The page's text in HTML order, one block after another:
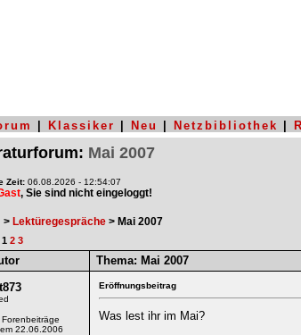
Klassiker Neu Netzbibliothek
Mai 2007
Zeit: 06.08.2026 - 12:54:07
, Sie sind nicht eingeloggt!
> Lektüregespräche > Mai 2007
2 3
Thema: Mai 2007
Forenbeiträge
22.06.2006
Eröffnungsbeitrag
Was lest ihr im Mai?